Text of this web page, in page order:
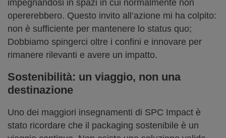
impegnandosi in spazi in cui normalmente non
opererebbero. Questo invito all’azione mi ha colpito:
non è sufficiente per mantenere lo status quo;
Dobbiamo spingerci oltre i confini e innovare per
rimanere rilevanti e avere un impatto.
Sostenibilità: un viaggio, non una
destinazione
Uno dei maggiori insegnamenti di SPC Impact è
stato ricordare che il packaging sostenibile è un